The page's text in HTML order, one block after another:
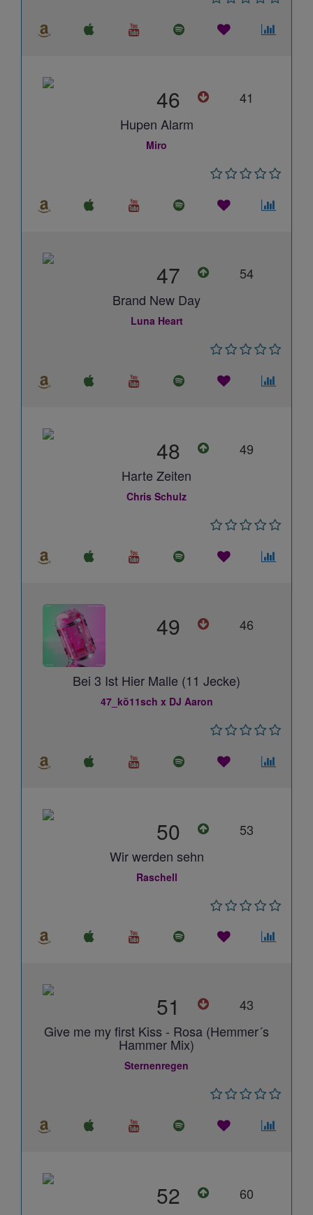
46
41
Hupen Alarm
Miro
47
54
Brand New Day
Luna Heart
48
49
Harte Zeiten
Chris Schulz
49 46
Bei 3 Ist Hier Malle (11 Jecke)
47_kö11sch x DJ Aaron
50
53
Wir werden sehn
Raschell
51
43
Give me my first Kiss - Rosa (Hemmer´s
Hammer Mix)
Sternenregen
52
60